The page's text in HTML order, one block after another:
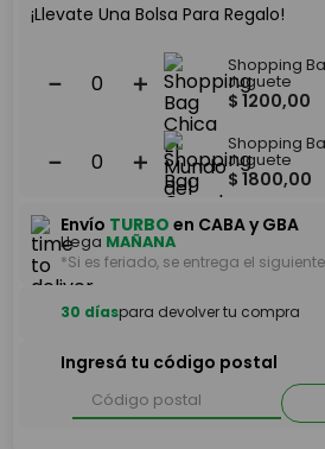
¡Llevate Una Bolsa Para Regalo!
＋
－
Shopping
Juguete
$ 1200,00
＋
－
Shopping
Juguete
$ 1800,00
Envío TURBO en CABA y GBA
Llega MAÑANA
*Si es feriado, se entrega el
30 díaspara devolver tu compra
Ingresá tu código postal